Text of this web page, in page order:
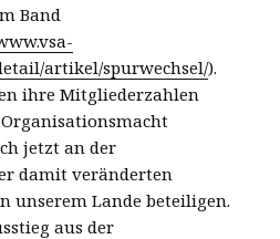
Band
artikel/spurwechsel/).
ihre Mitgliederzahlen
jetzt an der
damit veränderten
unserem Lande beteiligen.
aus der